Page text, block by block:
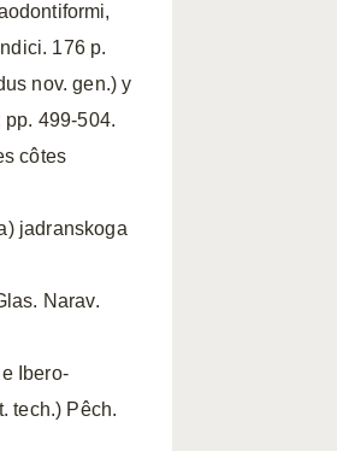
176 p.
nov. gen.) y
499-504.
côtes
jadranskoga
Narav.
Ibero-
tech.) Pêch.